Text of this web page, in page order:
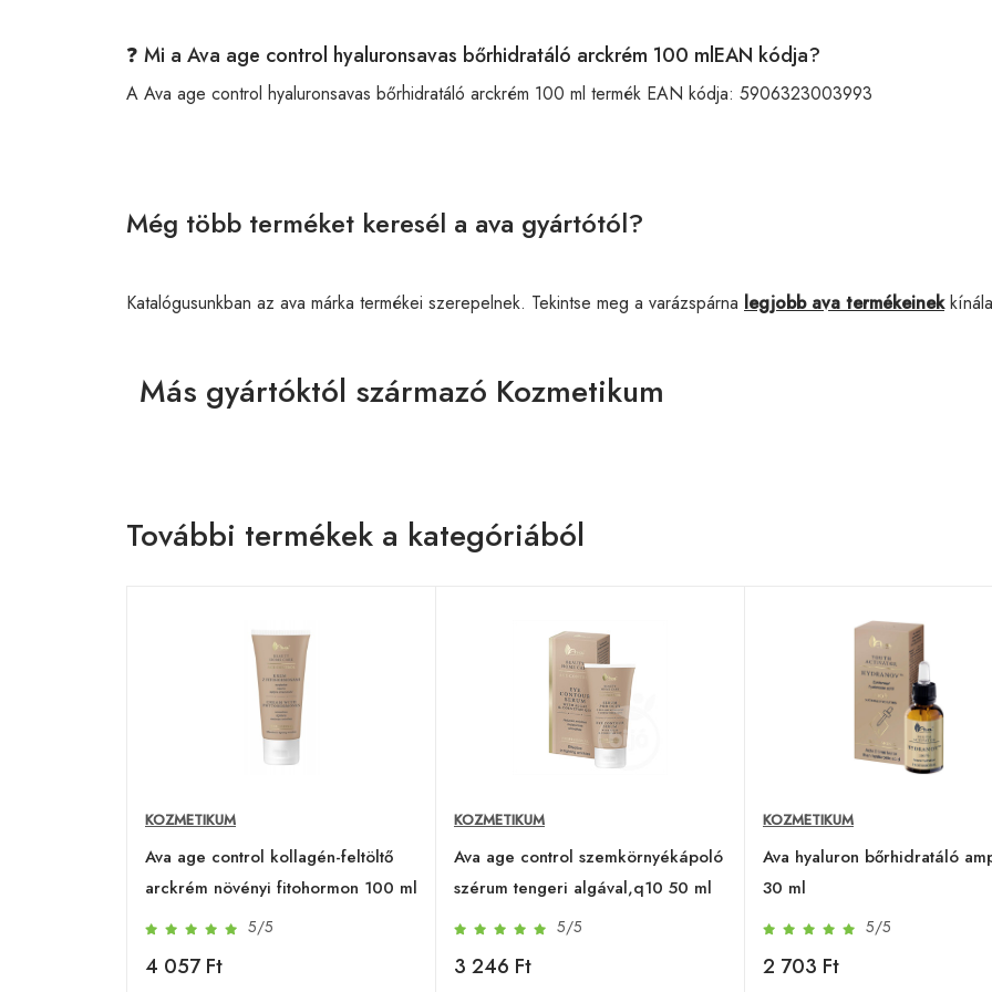
❓ Mi a Ava age control hyaluronsavas bőrhidratáló arckrém 100 mlEAN kódja?
A Ava age control hyaluronsavas bőrhidratáló arckrém 100 ml termék EAN kódja: 5906323003993
Még több terméket keresél a ava gyártótól?
Katalógusunkban az ava márka termékei szerepelnek. Tekintse meg a varázspárna legjobb ava termékeinek
Más gyártóktól származó Kozmetikum
További termékek a kategóriából
KOZMETIKUM
Ava age control kollagén-feltöltő
arckrém növényi fitohormon 100 ml
5/5
4 057 Ft
KOZMETIKUM
Ava age control szemkörnyékápoló
szérum tengeri algával,q10 50 ml
5/5
3 246 Ft
KOZMETIKUM
Ava hyaluron bőrhidratáló
30 ml
5/5
2 703 Ft